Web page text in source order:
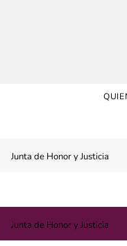
Junta de Honor y Justicia
Junta de Honor y Justicia